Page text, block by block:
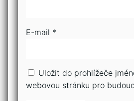
E-mail *
Uložit do prohlížeče
webovou stránku pro